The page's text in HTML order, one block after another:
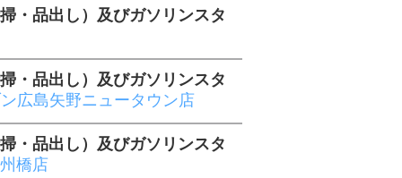
・品出し）及びガソリンスタ
・品出し）及びガソリンスタ
広島矢野ニュータウン店
・品出し）及びガソリンスタ
橋店